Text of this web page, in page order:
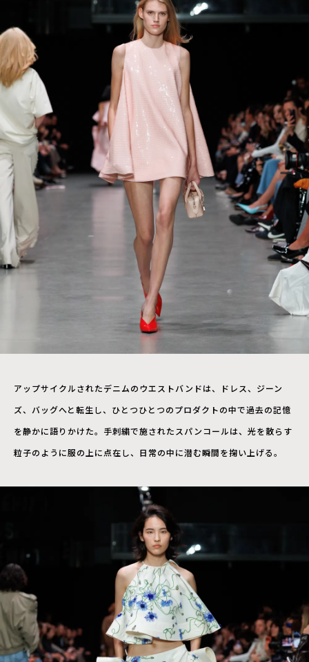
アップサイクルされたデニムのウエストバンドは、ドレス、ジーン
ズ、バッグへと転生し、ひとつひとつのプロダクトの中で過去の記憶
を静かに語りかけた。手刺繍で施されたスパンコールは、光を散らす
粒子のように服の上に点在し、日常の中に潜む瞬間を掬い上げる。